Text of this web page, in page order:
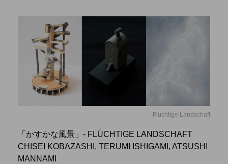
Flüchtige Landschaft
「かすかな風景」- FLÜCHTIGE LANDSCHAFT
CHISEI KOBAZASHI, TERUMI ISHIGAMI, ATSUSHI
MANNAMI